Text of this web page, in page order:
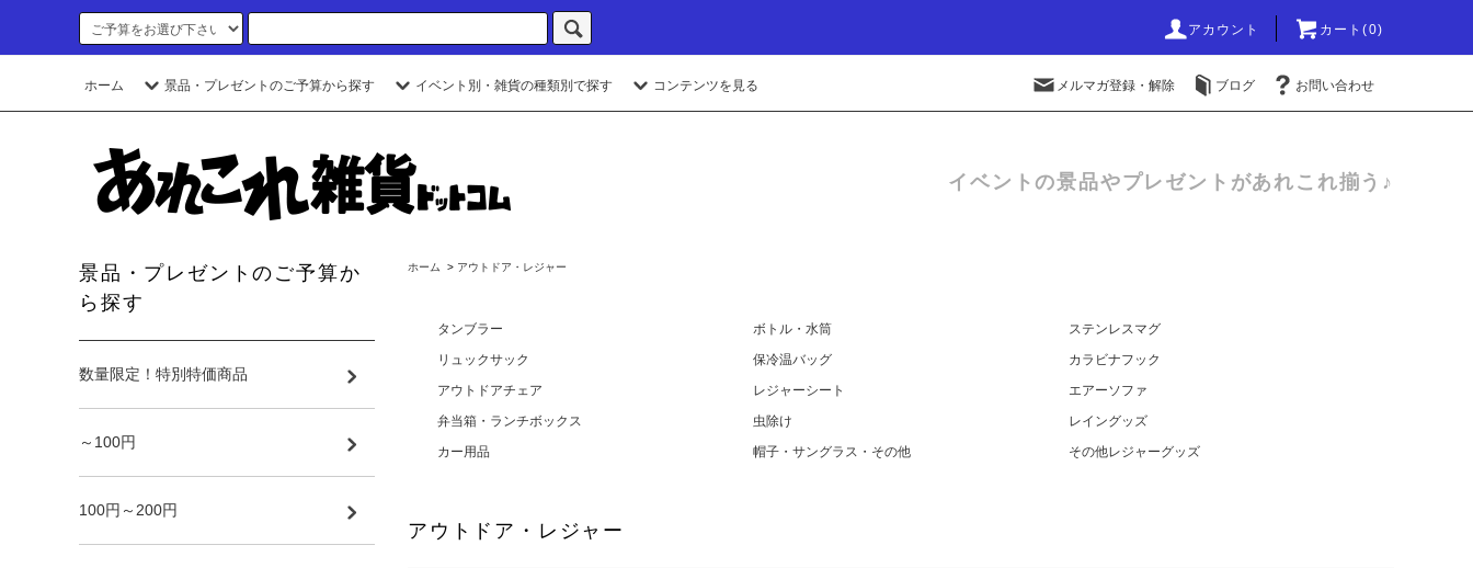
アカウント カート(0)
ホーム 景品・プレゼントのご予算から探す イベント別・雑貨の種類別で探す コンテンツを見る メルマガ登録・解除 ブログ お問い合わせ
イベントの景品やプレゼントがあれこれ揃う♪
ホーム > アウトドア・レジャー
タンブラー ボトル・水筒
ステンレスマグ
リュックサック
保冷温バッグ
カラビナフック
アウトドアチェア
レジャーシート
エアーソファ
弁当箱・ランチボックス
虫除け
レイングッズ
カー用品
帽子・サングラス・その他 その他レジャーグッズ
アウトドア・レジャー
景品・プレゼントのご予算か
ら探す
数量限定！特別特価商品
～100円
100円～200円